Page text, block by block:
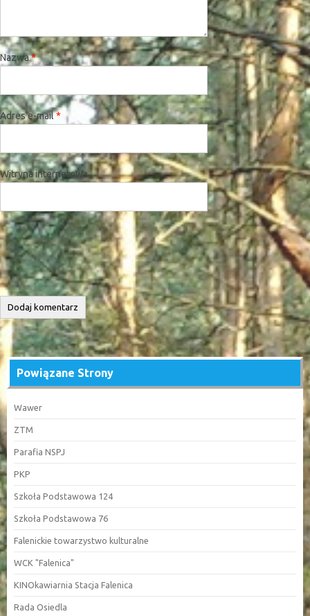
Nazwa*
Adres e-mail*
Witryna internetowa
Powiązane Strony
Wawer
ZTM
Parafia NSPJ
PKP
Szkoła Podstawowa 124
Szkoła Podstawowa 76
Falenickie towarzystwo kulturalne
WCK "Falenica"
KINOkawiarnia Stacja Falenica
Rada Osiedla